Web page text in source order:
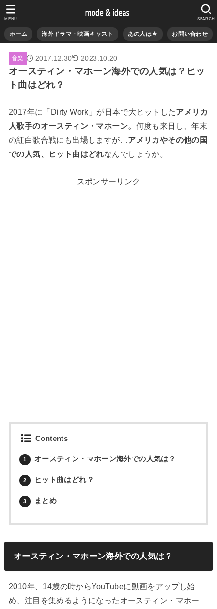
ホーム 海外ドラマ・映画キャスト あの人は今 お問い合わせ
SEARCH
MENU
音楽 2017.12.30 2023.10.20
オースティン・マホーン海外での人気は？ヒッ
ト曲はどれ？
2017年に「Dirty Work」が日本で大ヒットしたアメリカ
人歌手のオースティン・マホーン。 何度も来日し、年末
の紅白歌合戦にも出場しますが…アメリカやその他の国
での人気、ヒット曲はどれなんでしょうか。
スポンサーリンク
Contents
1 オースティン・マホーン海外での人気は？
2 ヒット曲はどれ？
3 まとめ
オースティン・マホーン海外での人気は？
2010年、14歳の時からYouTubeに動画をアップし始
め、注目を集めるようになったオースティン・マホー